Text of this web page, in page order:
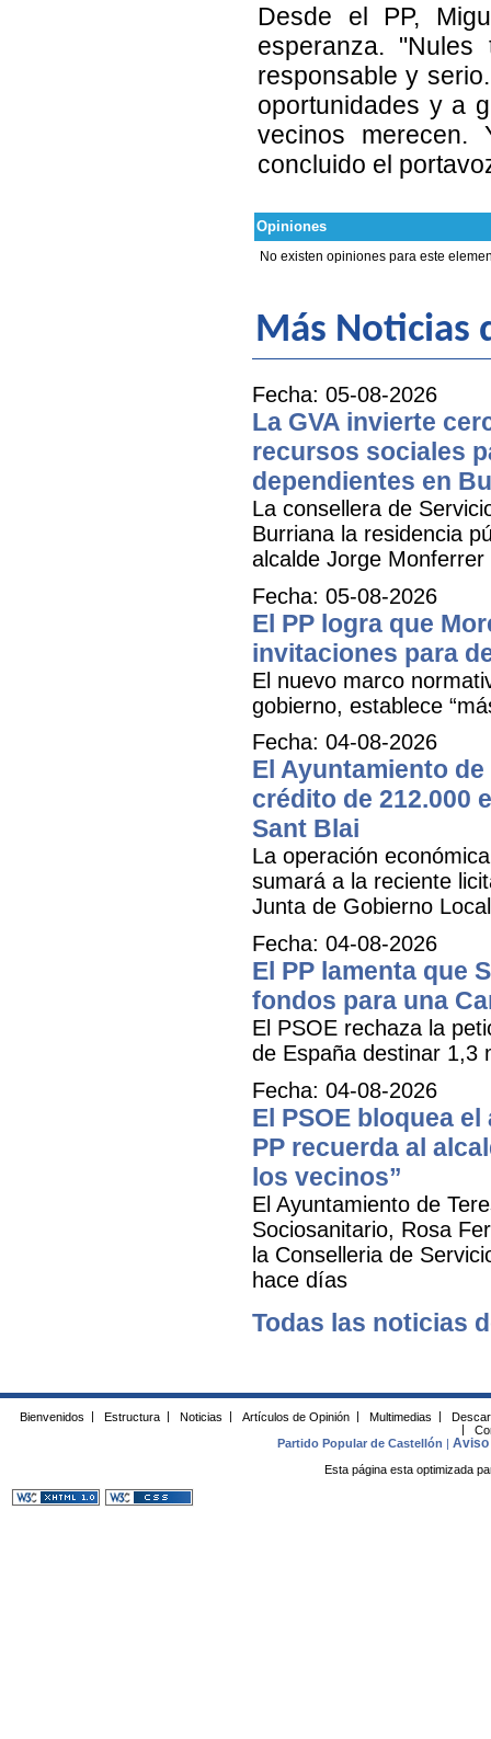
Desde el PP,
esperanza.
responsable y
oportunidades y a
vecinos merecen.
concluido el
Opiniones
No existen opiniones para este
Más Noticias
Fecha: 05-08-2026
La GVA invierte
recursos sociales
dependientes en
La consellera de
Burriana la residencia
alcalde Jorge Monferrer
Fecha: 05-08-2026
El PP logra que
invitaciones para
El nuevo marco
gobierno, establece
Fecha: 04-08-2026
El Ayuntamiento
crédito de 212.000
Sant Blai
La operación
sumará a la reciente
Junta de Gobierno
Fecha: 04-08-2026
El PP lamenta que
fondos para una
El PSOE rechaza la
de España destinar 1,3
Fecha: 04-08-2026
El PSOE bloquea
PP recuerda al
los vecinos”
El Ayuntamiento de
Sociosanitario, Rosa
la Conselleria de
hace días
Todas las noticias
Bienvenidos Estructura Noticias Artículos de Opinión Multimedias
Partido Popular de Castellón
|Aviso
Esta página esta optimizada